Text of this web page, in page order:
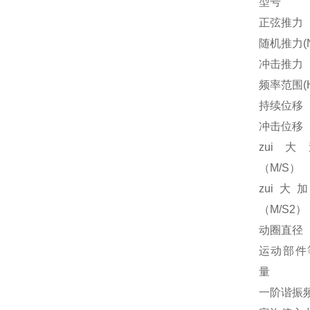
正弦推力
随机推力
冲击推力
频率范围
持续位移
冲击位移
zui大
（M/S）
zui大
（M/S2）
动圈直径
运动部件
量
一阶谐振